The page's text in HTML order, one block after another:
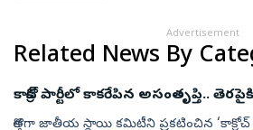
Advertisement
Related News By
కాక్రోచ్ పార్టీలో కాకరేపిన అసంతృప్తి.. తెరపైకి
కొత్తగా జాతీయ స్థాయి కమిటీని ప్రకటించిన ‘కాక్రోచ్